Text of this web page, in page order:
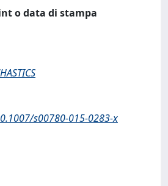
o data di stampa
s00780-015-0283-x